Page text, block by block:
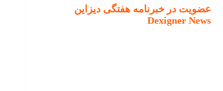
عضویت در خبرنامه هفتگی دیزاین
Dexigner News